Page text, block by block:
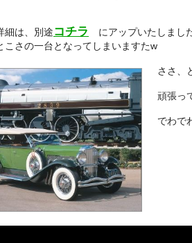
細は、別途コチラ にアップいたしまし
こさの一台となってしまいますたw
ささ、
頑張っ
でわで